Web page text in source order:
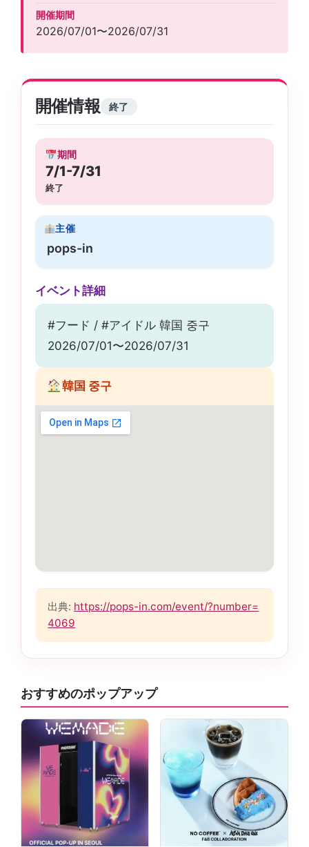
開催期間
2026/07/01〜2026/07/31
開催情報 終了
期間
7/1-7/31
終了
主催
pops-in
イベント詳細
#フード / #アイドル 韓国 중구
2026/07/01〜2026/07/31
韓国 중구
出典: https://pops-in.com/event/?number=
4069
おすすめのポップアップ